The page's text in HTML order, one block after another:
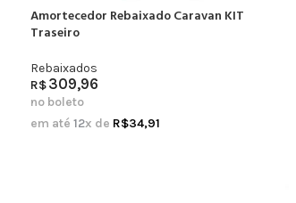
Amortecedor Rebaixado Caravan KIT
Traseiro
Rebaixados
R$309,96
no boleto
em até 12x de R$34,91